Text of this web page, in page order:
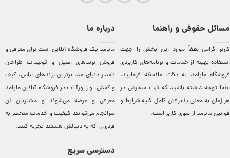
مسائل حقوقی و راهنما
کاربر گرامی لطفاً موارد این بخش را جهت
استفاده بهینه از خدمات و برنامه‌‏های کاربردی
فروشگاه مایامد به دقت ملاحظه فرمایید.
لطفا توجه داشته باشید که ثبت سفارش در
هر زمان به معنی پذیرفتن کامل کلیهشرایط و
قوانین مایامداز سوی کاربر است.
درباره ما
مایامد يک فروشگاه آنلاين است برای معرفی و
فروش برندهای اصيل و توليدات طراحان
نامدار دنيای مد. برترين‌ برندهای لباس، کيف
و کفش، و زيورآلات در فروشگاه آنلاين مایامد
معرفی و عرضه می‌شوند و مشتريان آن
سرانجام می‌توانند کيفيت و خدمات منحصر به
فردی را که به دنبالش هستند تجربه کنند.
دسترسی سریع